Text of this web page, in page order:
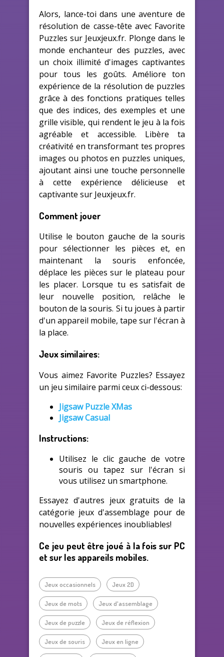
Alors, lance-toi dans une aventure de
résolution de casse-tête avec Favorite
Puzzles sur Jeuxjeux.fr. Plonge dans le
monde enchanteur des puzzles, avec
un choix illimité d'images captivantes
pour tous les goûts. Améliore ton
expérience de la résolution de puzzles
grâce à des fonctions pratiques telles
que des indices, des exemples et une
grille visible, qui rendent le jeu à la fois
agréable et accessible. Libère ta
créativité en transformant tes propres
images ou photos en puzzles uniques,
ajoutant ainsi une touche personnelle
à cette expérience délicieuse et
captivante sur Jeuxjeux.fr.
Comment jouer
Utilise le bouton gauche de la souris
pour sélectionner les pièces et, en
maintenant la souris enfoncée,
déplace les pièces sur le plateau pour
les placer. Lorsque tu es satisfait de
leur nouvelle position, relâche le
bouton de la souris. Si tu joues à partir
d'un appareil mobile, tape sur l'écran à
la place.
Jeux similaires:
Vous aimez Favorite Puzzles? Essayez
un jeu similaire parmi ceux ci-dessous:
Jigsaw Puzzle XMas
Jigsaw Casual
Instructions:
Utilisez le clic gauche de votre
souris ou tapez sur l'écran si
vous utilisez un smartphone.
Essayez d'autres jeux gratuits de la
catégorie jeux d'assemblage pour de
nouvelles expériences inoubliables!
Ce jeu peut être joué à la fois sur PC
et sur les appareils mobiles.
Jeux occasionnels Jeux 2D
Jeux de mots Jeux d'assemblage
Jeux de puzzle Jeux de réflexion
Jeux de souris Jeux en ligne